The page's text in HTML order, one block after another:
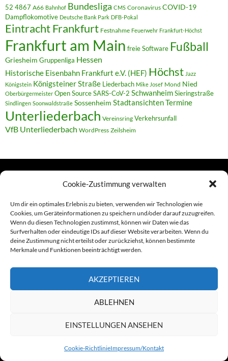
Cookie-Zustimmung verwalten
Um dir ein optimales Erlebnis zu bieten, verwenden wir Technologien wie
Cookies, um Geräteinformationen zu speichern und/oder darauf zuzugreifen.
Wenn du diesen Technologien zustimmst, können wir Daten wie das
Surfverhalten oder eindeutige IDs auf dieser Website verarbeiten. Wenn du
deine Zustimmung nicht erteilst oder zurückziehst, können bestimmte
Merkmale und Funktionen beeinträchtigt werden.
AKZEPTIEREN
ABLEHNEN
EINSTELLUNGEN ANSEHEN
Cookie-RichtlinieImpressum/Kontakt
52 4867 A66 Bahnhof Bundesliga CMS Coronavirus COVID-19
Dampflokomotive Deutsche Bank Park DFB-Pokal
Eintracht Frankfurt Festnahme Feuerwehr Frankfurt-Höchst
Frankfurt am Main freie Software Fußball
Griesheim Gruppenliga Hessen
Historische Eisenbahn Frankfurt e.V. (HEF) Höchst Jazz
Königstein Königsteiner Straße Liederbach Mike Josef Mond Nied
Oberbürgermeister Open SourceSARS-CoV-2 SchwanheimSieringstraße
Sindlingen Soonwaldstraße Sossenheim StadtansichtenTermine
Unterliederbach Vereinsring Verkehrsunfall
VfB Unterliederbach WordPress Zeilsheim
Links
Amiga (alt in Seite)
Amiga-News
Foto-Spaziergänge (Mainzauber)
Stolz präsentiert von WordPress